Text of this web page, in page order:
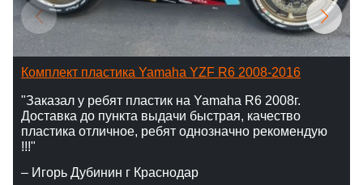
Комплект пластика Yamaha YZF R6 2008-2016
"Заказал у ребят пластик на Yamaha R6 2008г.
Доставка до пункта выдачи быстрая, качество
пластика отличное, ребят однозначно рекомендую
!!!"
– Игорь Дубинин г Краснодар